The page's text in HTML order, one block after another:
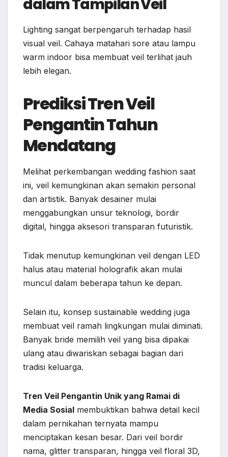
dalam Tampilan Veil
Lighting sangat berpengaruh terhadap hasil
visual veil. Cahaya matahari sore atau lampu
warm indoor bisa membuat veil terlihat jauh
lebih elegan.
Prediksi Tren Veil
Pengantin Tahun
Mendatang
Melihat perkembangan wedding fashion saat
ini, veil kemungkinan akan semakin personal
dan artistik. Banyak desainer mulai
menggabungkan unsur teknologi, bordir
digital, hingga aksesori transparan futuristik.
Tidak menutup kemungkinan veil dengan LED
halus atau material holografik akan mulai
muncul dalam beberapa tahun ke depan.
Selain itu, konsep sustainable wedding juga
membuat veil ramah lingkungan mulai diminati.
Banyak bride memilih veil yang bisa dipakai
ulang atau diwariskan sebagai bagian dari
tradisi keluarga.
Tren Veil Pengantin Unik yang Ramai di
Media Sosial membuktikan bahwa detail kecil
dalam pernikahan ternyata mampu
menciptakan kesan besar. Dari veil bordir
nama, glitter transparan, hingga veil floral 3D,